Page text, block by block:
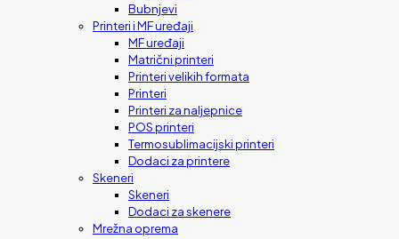
Bubnjevi
Printeri i MF uređaji
MF uređaji
Matrični printeri
Printeri velikih formata
Printeri
Printeri za naljepnice
POS printeri
Termosublimacijski printeri
Dodaci za printere
Skeneri
Skeneri
Dodaci za skenere
Mrežna oprema